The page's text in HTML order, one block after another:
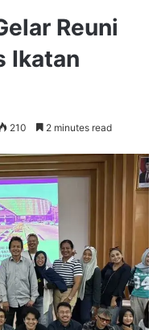
Reuni
Ikatan
210 2 minutes read